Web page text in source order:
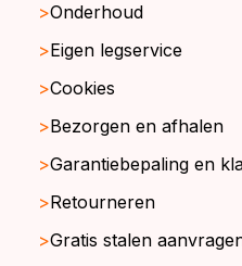
Onderhoud
Eigen legservice
Cookies
Bezorgen en afhalen
Garantiebepaling en
Retourneren
Gratis stalen